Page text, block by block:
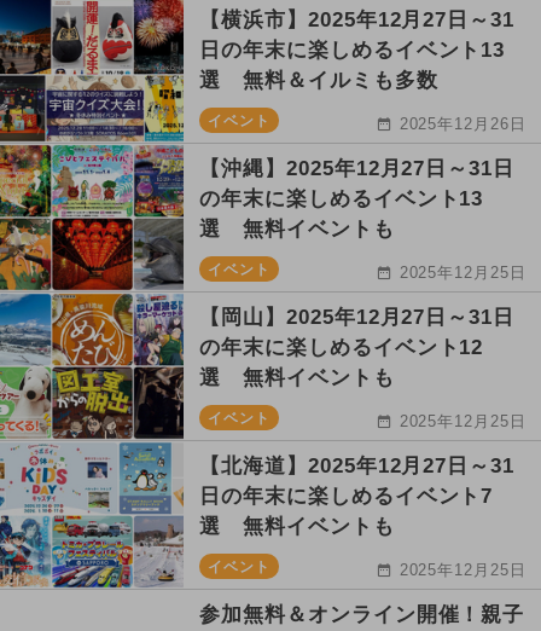
【横浜市】2025年12月27日～31
日の年末に楽しめるイベント13
選 無料＆イルミも多数
イベント 2025年12月26日
【沖縄】2025年12月27日～31日
の年末に楽しめるイベント13
選 無料イベントも
イベント 2025年12月25日
【岡山】2025年12月27日～31日
の年末に楽しめるイベント12
選 無料イベントも
イベント 2025年12月25日
【北海道】2025年12月27日～31
日の年末に楽しめるイベント7
選 無料イベントも
イベント 2025年12月25日
参加無料＆オンライン開催！親子